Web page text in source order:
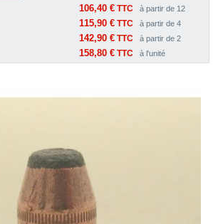
106,40 € TTC à partir de 12
115,90 € TTC à partir de 4
142,90 € TTC à partir de 2
158,80 € TTC à l'unité